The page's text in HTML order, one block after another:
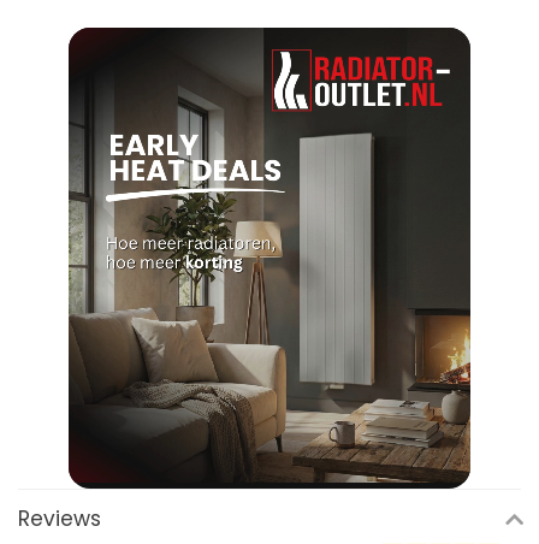
Reviews